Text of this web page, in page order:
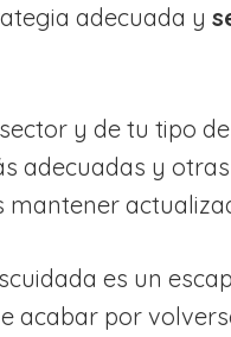
adecuada y
y de tu tipo
adecuadas y
mantener
es un
acabar por